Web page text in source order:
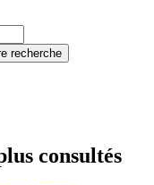
recherche
consultés